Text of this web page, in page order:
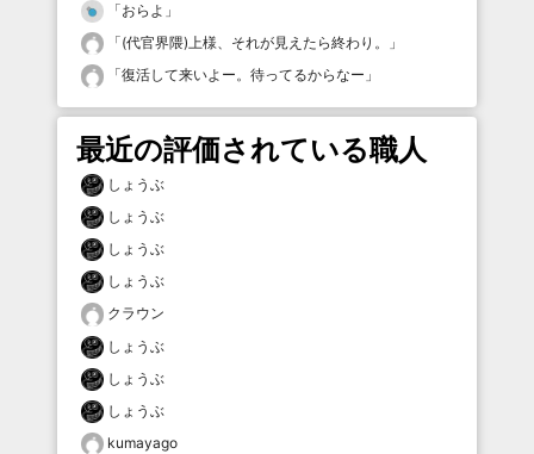
「おらよ 」
「(代官界隈)上様、それが見えたら終わり。
」
「復活して来いよー。待ってるからなー 」
最近の評価されている職人
しょうぶ
しょうぶ
しょうぶ
しょうぶ
クラウン
しょうぶ
しょうぶ
しょうぶ
kumayago